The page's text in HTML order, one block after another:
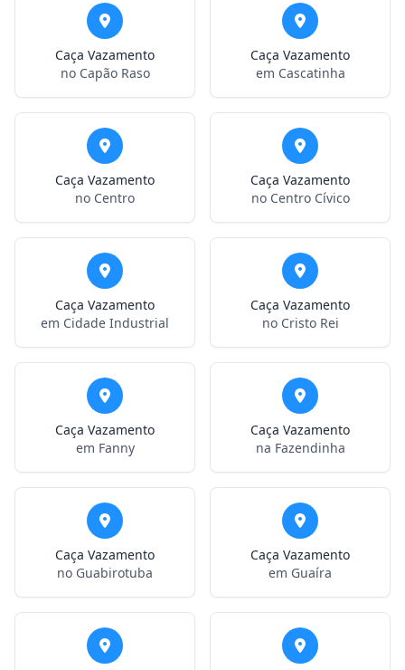
Caça Vazamento
no Capão Raso
Caça Vazamento
em Cascatinha
Caça Vazamento
no Centro
Caça Vazamento
no Centro Cívico
Caça Vazamento
em Cidade Industrial
Caça Vazamento
no Cristo Rei
Caça Vazamento
em Fanny
Caça Vazamento
na Fazendinha
Caça Vazamento
no Guabirotuba
Caça Vazamento
em Guaíra